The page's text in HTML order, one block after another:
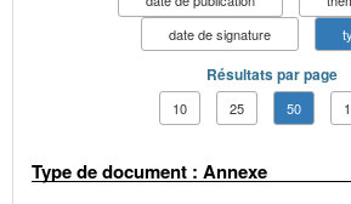
date de signature
Résultats par page
10 25 50
Type de document : Annexe